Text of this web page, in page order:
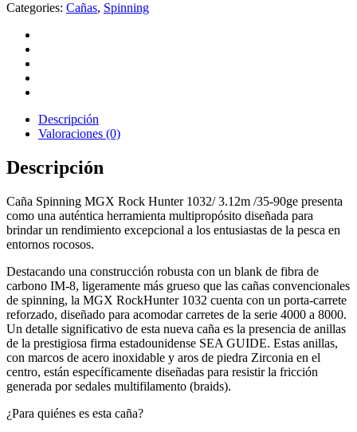
Categories: Cañas, Spinning
Descripción
Valoraciones (0)
Descripción
Caña Spinning MGX Rock Hunter 1032/ 3.12m /35-90ge presenta
como una auténtica herramienta multipropósito diseñada para
brindar un rendimiento excepcional a los entusiastas de la pesca en
entornos rocosos.
Destacando una construcción robusta con un blank de fibra de
carbono IM-8, ligeramente más grueso que las cañas convencionales
de spinning, la MGX RockHunter 1032 cuenta con un porta-carrete
reforzado, diseñado para acomodar carretes de la serie 4000 a 8000.
Un detalle significativo de esta nueva caña es la presencia de anillas
de la prestigiosa firma estadounidense SEA GUIDE. Estas anillas,
con marcos de acero inoxidable y aros de piedra Zirconia en el
centro, están específicamente diseñadas para resistir la fricción
generada por sedales multifilamento (braids).
¿Para quiénes es esta caña?